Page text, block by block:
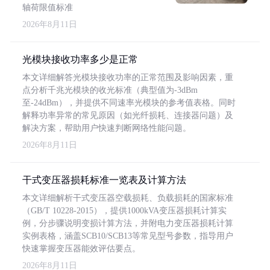
轴荷限值标准
2026年8月11日
光模块接收功率多少是正常
本文详细解答光模块接收功率的正常范围及影响因素，重
点分析千兆光模块的收光标准（典型值为-3dBm
至-24dBm），并提供不同速率光模块的参考值表格。同时
解释功率异常的常见原因（如光纤损耗、连接器问题）及
解决方案，帮助用户快速判断网络性能问题。
2026年8月11日
干式变压器损耗标准一览表及计算方法
本文详细解析干式变压器空载损耗、负载损耗的国家标准
（GB/T 10228-2015），提供1000kVA变压器损耗计算实
例，分步骤说明变损计算方法，并附电力变压器损耗计算
实例表格，涵盖SCB10/SCB13等常见型号参数，指导用户
快速掌握变压器能效评估要点。
2026年8月11日